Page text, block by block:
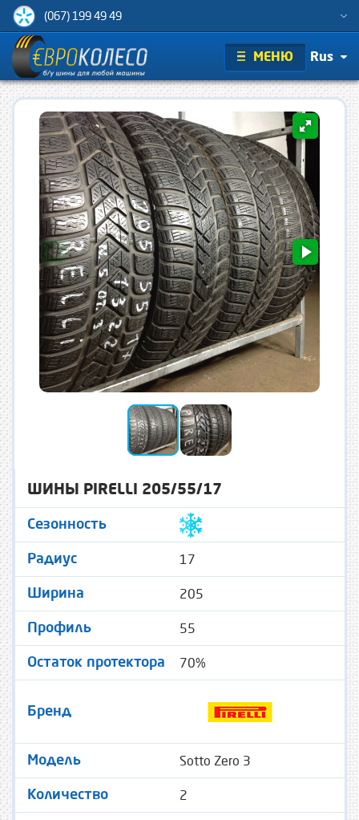
(067) 199 49 49
МЕНЮ Rus
ШИНЫ PIRELLI 205/55/17
Сезонность
Радиус 17
Ширина 205
Профиль 55
Остаток протектора 70%
Бренд
Модель Sotto Zero 3
Количество 2